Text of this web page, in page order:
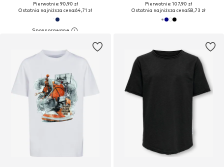
Pierwotnie: 90,90 zł
Ostatnia najniższa cena:64,71 zł
Pierwotnie: 107,90 zł
Ostatnia najniższa cena:58,73 zł